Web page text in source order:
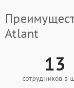
Atlant
13
сотрудников в